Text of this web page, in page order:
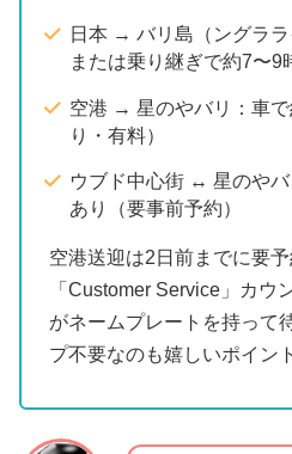
日本 → バリ島（ングラ
または乗り継ぎで約7〜9
空港 → 星のやバリ：車
り・有料）
ウブド中心街 ↔ 星のや
あり（要事前予約）
空港送迎は2日前までに要
「Customer Service」カウ
がネームプレートを持って
プ不要なのも嬉しいポイン